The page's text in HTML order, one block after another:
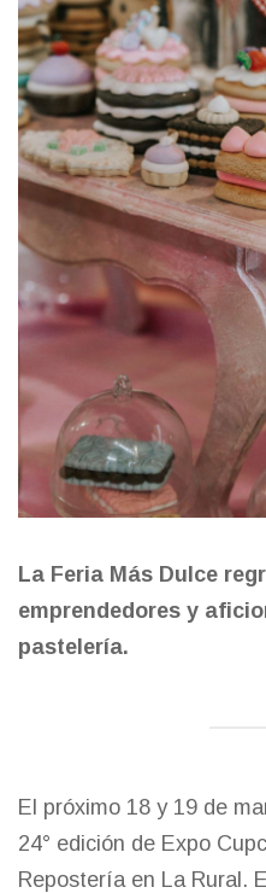
La Feria Más Dulce
emprendedores y
pastelería.
El próximo 18 y 19 de
24° edición de Expo
Repostería en La Rural.